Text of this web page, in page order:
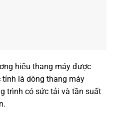
hiệu thang máy được
là dòng thang máy
trình có sức tải và tần suất